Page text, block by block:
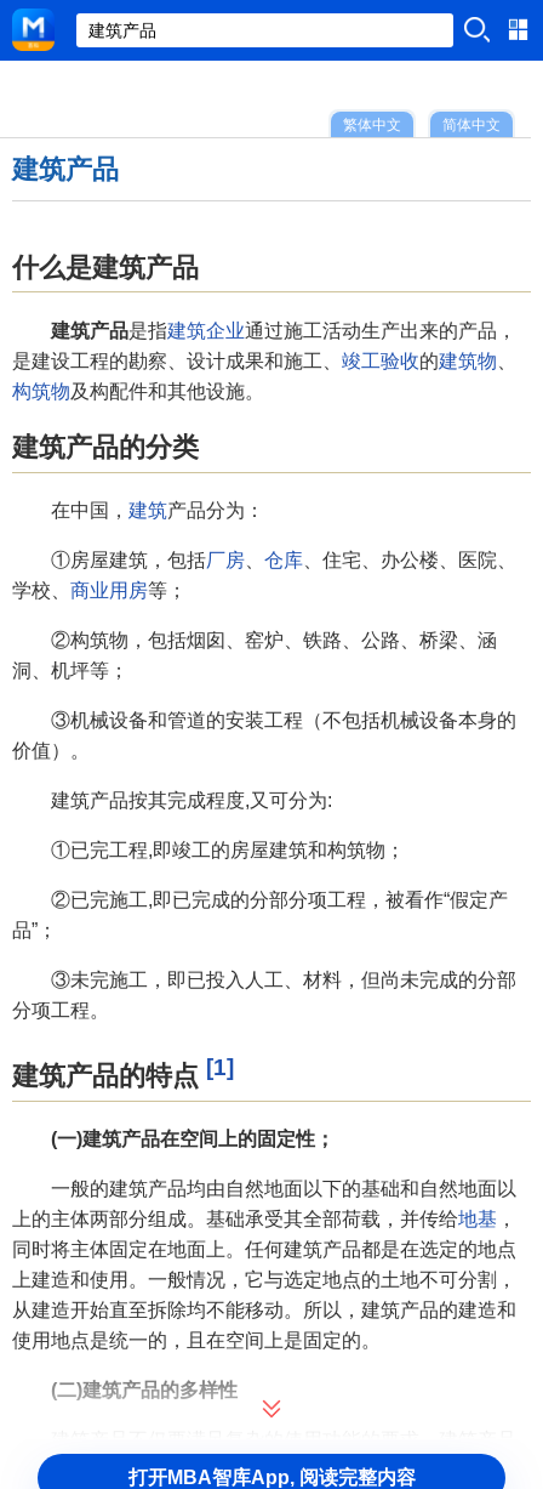
简体中文
繁体中文
建筑产品
什么是建筑产品
建筑产品是指建筑企业通过施工活动生产出来的产品，
是建设工程的勘察、设计成果和施工、 竣工验收的建筑物
构筑物及构配件和其他设施。
建筑产品的分类
在中国， 建筑产品分为：
①房屋建筑，包括厂房 仓库 、住宅、办公楼、医院、
学校、 商业用房等；
②构筑物，包括烟囱、窑炉、铁路、公路、桥梁、涵
洞、机坪等；
③机械设备和管道的安装工程（不包括机械设备本身的
价值）。
建筑产品按其完成程度,又可分为:
①已完工程,即竣工的房屋建筑和构筑物；
②已完施工,即已完成的分部分项工程，被看作“假定产
品”；
③未完施工，即已投入人工、材料，但尚未完成的分部
分项工程。
建筑产品的特点 [1]
(一)建筑产品在空间上的固定性；
一般的建筑产品均由自然地面以下的基础和自然地面以
上的主体两部分组成。基础承受其全部荷载，并传给地基 ，
同时将主体固定在地面上。任何建筑产品都是在选定的地点
上建造和使用。一般情况，它与选定地点的土地不可分割，
从建造开始直至拆除均不能移动。所以，建筑产品的建造和
使用地点是统一的，且在空间上是固定的。
(二)建筑产品的多样性
所具有的艺术价值还要体现出地方的或民族的风格、物质文
打开MBA智库App, 阅读完整内容